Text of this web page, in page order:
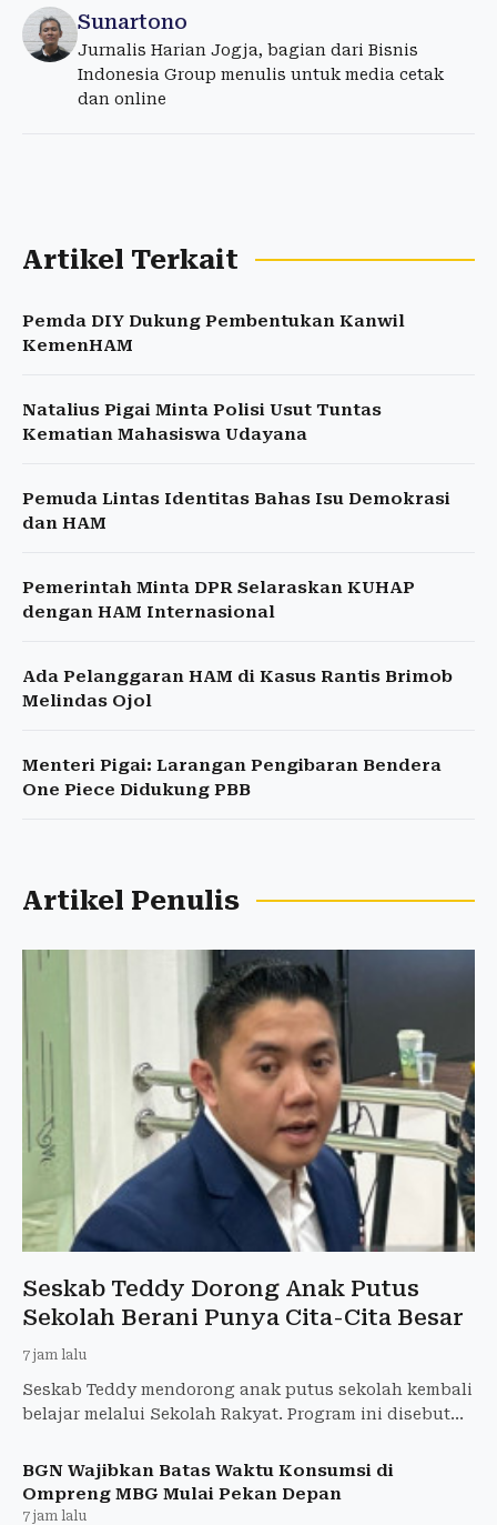
Sunartono
Jurnalis Harian Jogja, bagian dari Bisnis
Indonesia Group menulis untuk media cetak
dan online
Artikel Terkait
Pemda DIY Dukung Pembentukan Kanwil
KemenHAM
Natalius Pigai Minta Polisi Usut Tuntas
Kematian Mahasiswa Udayana
Pemuda Lintas Identitas Bahas Isu Demokrasi
dan HAM
Pemerintah Minta DPR Selaraskan KUHAP
dengan HAM Internasional
Ada Pelanggaran HAM di Kasus Rantis Brimob
Melindas Ojol
Menteri Pigai: Larangan Pengibaran Bendera
One Piece Didukung PBB
Artikel Penulis
Seskab Teddy Dorong Anak Putus
Sekolah Berani Punya Cita-Cita Besar
7 jam lalu
Seskab Teddy mendorong anak putus sekolah kembali
belajar melalui Sekolah Rakyat. Program ini disebut
BGN Wajibkan Batas Waktu Konsumsi di
Ompreng MBG Mulai Pekan Depan
7 jam lalu